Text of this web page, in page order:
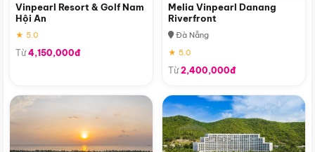
Vinpearl Resort & Golf Nam
Hội An
★ 5.0
Từ4,150,000đ
Melia Vinpearl Danang
Riverfront
Đà Nẵng
★ 5.0
Từ2,400,000đ